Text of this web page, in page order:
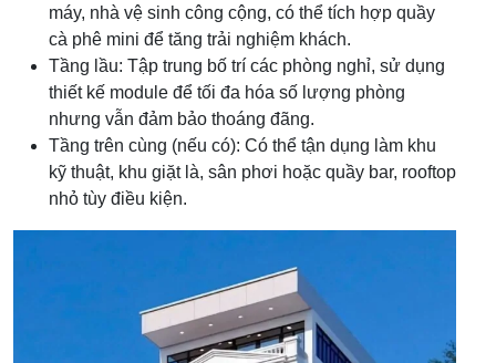
máy, nhà vệ sinh công cộng, có thể tích hợp quầy
cà phê mini để tăng trải nghiệm khách.
Tầng lầu: Tập trung bố trí các phòng nghỉ, sử dụng
thiết kế module để tối đa hóa số lượng phòng
nhưng vẫn đảm bảo thoáng đãng.
Tầng trên cùng (nếu có): Có thể tận dụng làm khu
kỹ thuật, khu giặt là, sân phơi hoặc quầy bar, rooftop
nhỏ tùy điều kiện.